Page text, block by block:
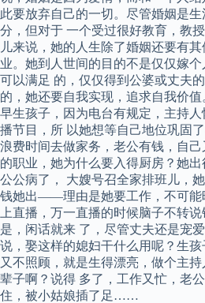
此要放弃自己的一切。尽管婚姻是
分，但对于 一个受过很好教育，教
儿来说，她的人生除了婚姻还要有
业。她到人世间的目的不是仅仅嫁
可以满足 的，仅仅得到公婆或丈夫
的，她还要自我实现，追求自我价
早生孩子，因为电台有规定，主持
播节目，所 以她想等自己地位巩固
浪费时间去做家务，老公有钱，自
的职业，她为什么要入得厨房？她出
公公病了， 大嫂号召全家排班儿，
钱她出——理由是她要工作，不可能
上直播，万一直播的时候脑子不转
是，闲话就来 了，尽管丈夫还是宠
说，娶这样的媳妇干什么用呢？生孩
又不照顾，就是生得漂亮，做个主
辈子啊？说得 多了，工作又忙，老
住，被小姑娘插了足……